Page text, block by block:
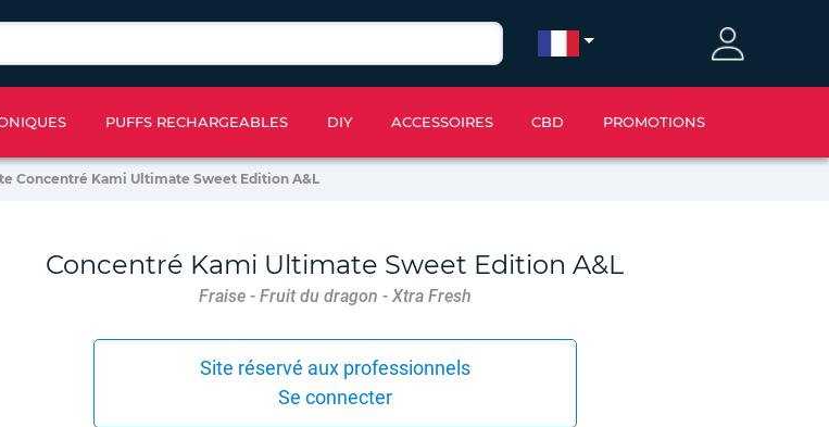
PUFFS RECHARGEABLES DIY ACCESSOIRES CBD PROMOTIONS
Concentré Kami Ultimate Sweet Edition A&L
Concentré Kami Ultimate Sweet Edition A&L
Fraise - Fruit du dragon - Xtra Fresh
Site réservé aux professionnels
Se connecter